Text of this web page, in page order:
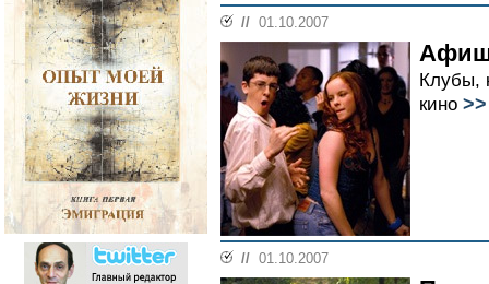
// 01.10.2007
Клубы,
кино >>
// 01.10.2007